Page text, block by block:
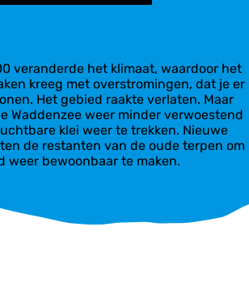
veranderde het klimaat, waardoor het
kreeg met overstromingen, dat je er
Het gebied raakte verlaten. Maar
Waddenzee weer minder verwoestend
klei weer te trekken. Nieuwe
de restanten van de oude terpen om
weer bewoonbaar te maken.